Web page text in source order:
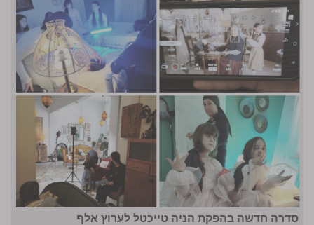
סדרה חדשה בהפקת הניה טייכטל לערוץ אלף